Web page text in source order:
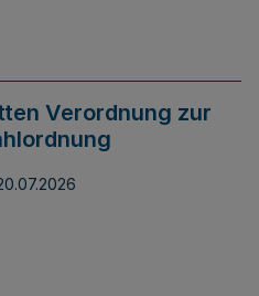
Verordnung zur